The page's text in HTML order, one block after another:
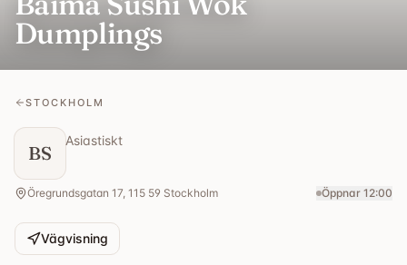
Dumplings
STOCKHOLM
BS
Asiastiskt
Öregrundsgatan 17, 115 59 Stockholm Öppnar 12:00
Vägvisning